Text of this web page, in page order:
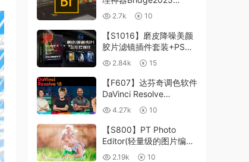
15.0.3 WIN系统 右键可
进入ACR
2.7k 10
【S1016】磨皮降噪美颜
胶片滤镜插件套装+PS动
作 Imagenomic
Professional Plugin Suite
v2027 Win汉化中文版
2.84k 15
【F607】达芬奇调色软件
DaVinci Resolve
Studio18.6Win、Mac 中
文/英文
4.27k 10
【S800】PT Photo
Editor(轻量级的图片编辑
工具)5.10.3汉化版 WIN
2.19k 10